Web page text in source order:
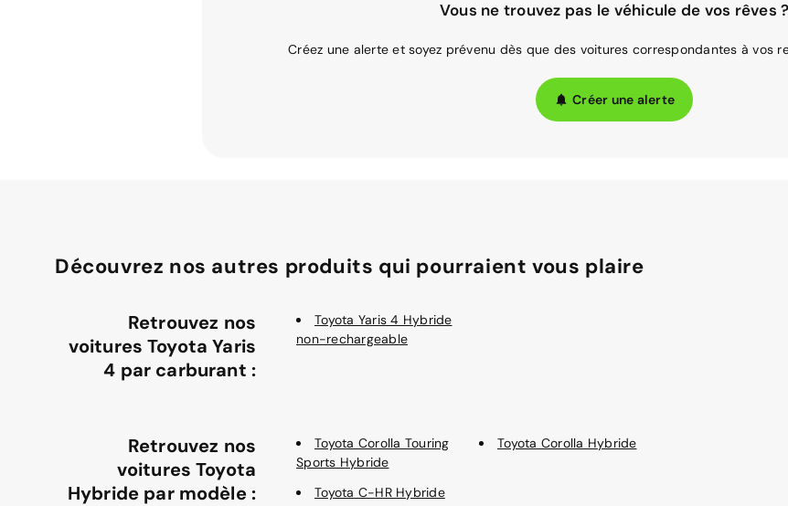
Vous ne trouvez pas le véhicule de vos rêves ?
Créez une alerte et soyez prévenu dès que des voitures correspondantes à vos
Créer une alerte
Découvrez nos autres produits qui pourraient vous plaire
Retrouvez nos
voitures Toyota Yaris
4 par carburant :
Toyota Yaris 4 Hybride
non-rechargeable
Retrouvez nos
voitures Toyota
Hybride par modèle :
Toyota Corolla Touring
Sports Hybride
Toyota C-HR Hybride
Toyota Corolla Hybride